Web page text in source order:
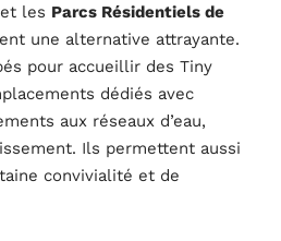
et les Parcs Résidentiels de
une alternative attrayante.
pour accueillir des Tiny
dédiés avec
aux réseaux d’eau,
Ils permettent aussi
convivialité et de